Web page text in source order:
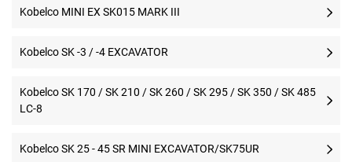
Kobelco MINI EX SK015 MARK III
Kobelco SK -3 / -4 EXCAVATOR
Kobelco SK 170 / SK 210 / SK 260 / SK 295 / SK 350 / SK 485
LC-8
Kobelco SK 25 - 45 SR MINI EXCAVATOR/SK75UR